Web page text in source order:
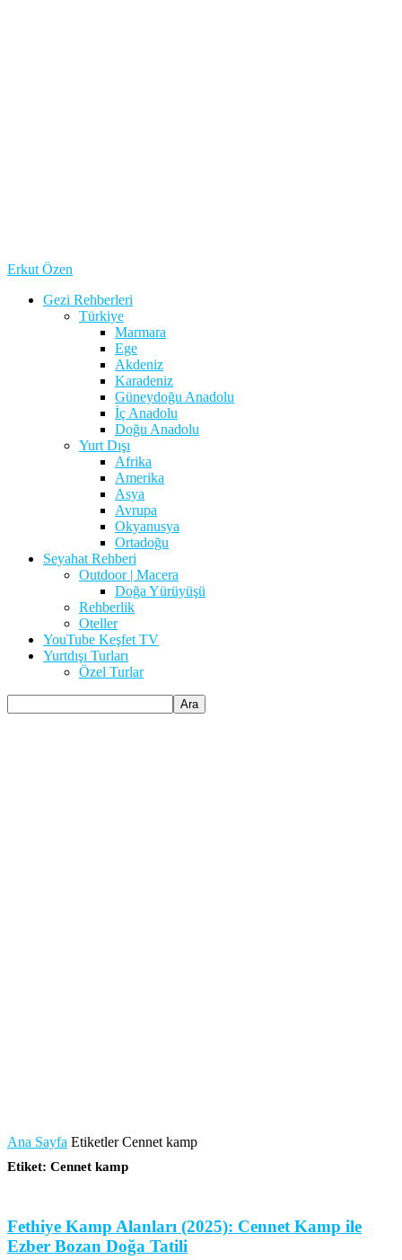
Erkut Özen
Gezi Rehberleri
Türkiye
Marmara
Ege
Akdeniz
Karadeniz
Güneydoğu Anadolu
İç Anadolu
Doğu Anadolu
Yurt Dışı
Afrika
Amerika
Asya
Avrupa
Okyanusya
Ortadoğu
Seyahat Rehberi
Outdoor | Macera
Doğa Yürüyüşü
Rehberlik
Oteller
YouTube Keşfet TV
Yurtdışı Turları
Özel Turlar
Ana Sayfa Etiketler Cennet kamp
Etiket: Cennet kamp
Fethiye Kamp Alanları (2025): Cennet Kamp ile
Ezber Bozan Doğa Tatili